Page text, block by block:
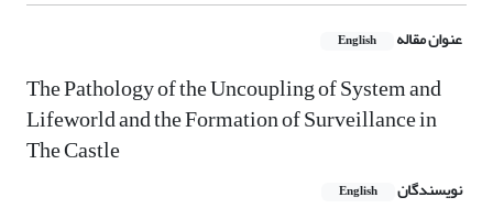
عنوان مقاله English
The Pathology of the Uncoupling of System and
Lifeworld and the Formation of Surveillance in
The Castle
نویسندگان English